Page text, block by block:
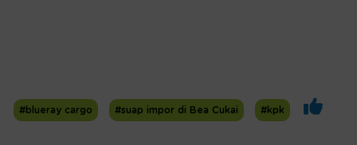
#blueray cargo #suap impor di Bea Cukai #kpk